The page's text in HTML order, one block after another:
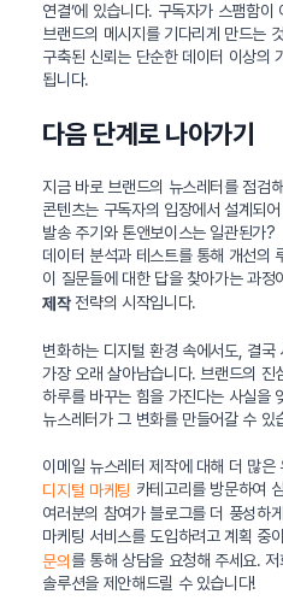
연결’에 있습니다. 구독자가 스팸함이
브랜드의 메시지를 기다리게 만드는
구축된 신뢰는 단순한 데이터 이상의
됩니다.
다음 단계로 나아가기
지금 바로 브랜드의 뉴스레터를 점검
콘텐츠는 구독자의 입장에서 설계되
발송 주기와 톤앤보이스는 일관된가?
데이터 분석과 테스트를 통해 개선의
이 질문들에 대한 답을 찾아가는 과정
제작전략의 시작입니다.
변화하는 디지털 환경 속에서도, 결국
가장 오래 살아남습니다. 브랜드의 진
하루를 바꾸는 힘을 가진다는 사실을
뉴스레터가 그 변화를 만들어갈 수 있
이메일 뉴스레터 제작에 대해 더 많은
디지털 마케팅 카테고리를 방문하여
여러분의 참여가 블로그를 더 풍성하
마케팅 서비스를 도입하려고 계획 중
문의를 통해 상담을 요청해 주세요.
솔루션을 제안해드릴 수 있습니다!